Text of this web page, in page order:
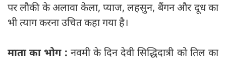
पर लौकी के अलावा केला, प्याज, लहसुन, बैंगन और दूध का
भी त्याग करना उचित कहा गया है।
माता का भोग : नवमी के दिन देवी सिद्धिदात्री को तिल का